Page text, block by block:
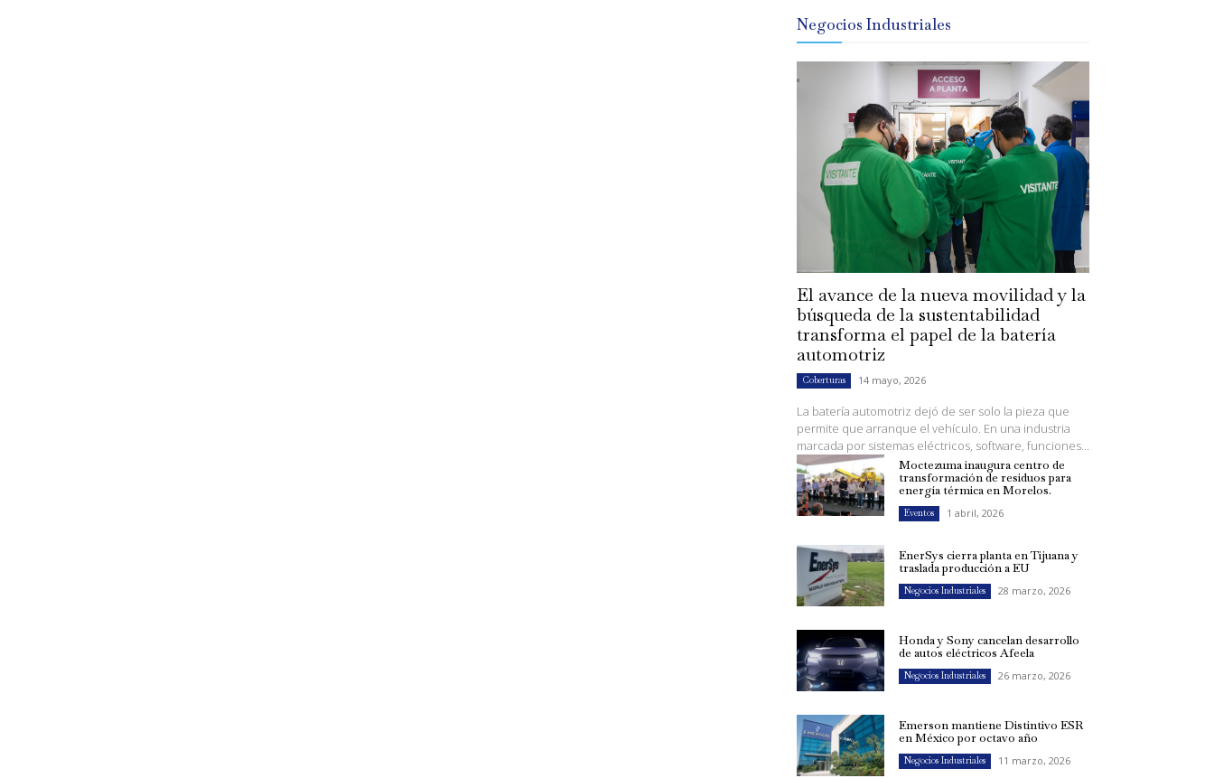
Negocios Industriales
El avance de la nueva movilidad y la
búsqueda de la sustentabilidad
transforma el papel de la batería
automotriz
Coberturas 14 mayo, 2026
La batería automotriz dejó de ser solo la pieza que
permite que arranque el vehículo. En una industria
marcada por sistemas eléctricos, software, funciones...
Moctezuma inaugura centro de
transformación de residuos para
energía térmica en Morelos.
Eventos 1 abril, 2026
EnerSys cierra planta en Tijuana y
traslada producción a EU
Negocios Industriales 28 marzo, 2026
Honda y Sony cancelan desarrollo
de autos eléctricos Afeela
Negocios Industriales 26 marzo, 2026
Emerson mantiene Distintivo ESR
en México por octavo año
Negocios Industriales 11 marzo, 2026